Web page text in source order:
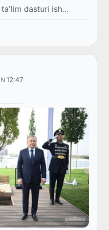
dasturi ish
huzuridagi Davlat
axborot xizmati
12:47